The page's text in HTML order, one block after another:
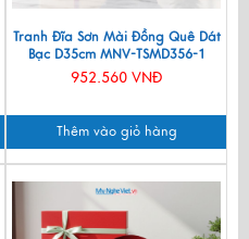
Tranh Đĩa Sơn Mài Đồng Quê Dát
Bạc D35cm MNV-TSMD356-1
952.560 VNĐ
Thêm vào giỏ hàng